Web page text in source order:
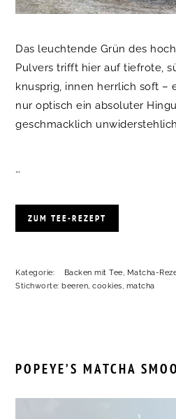
Das leuchtende Grün des
Pulvers trifft hier auf tiefrote,
knusprig, innen herrlich soft –
nur optisch ein absoluter
geschmacklich
…
ZUM TEE-REZEPT
Kategorie: Backen mit Tee
Matcha-
Stichworte:beeren ,cookies matcha
POPEYE’S MATCHA